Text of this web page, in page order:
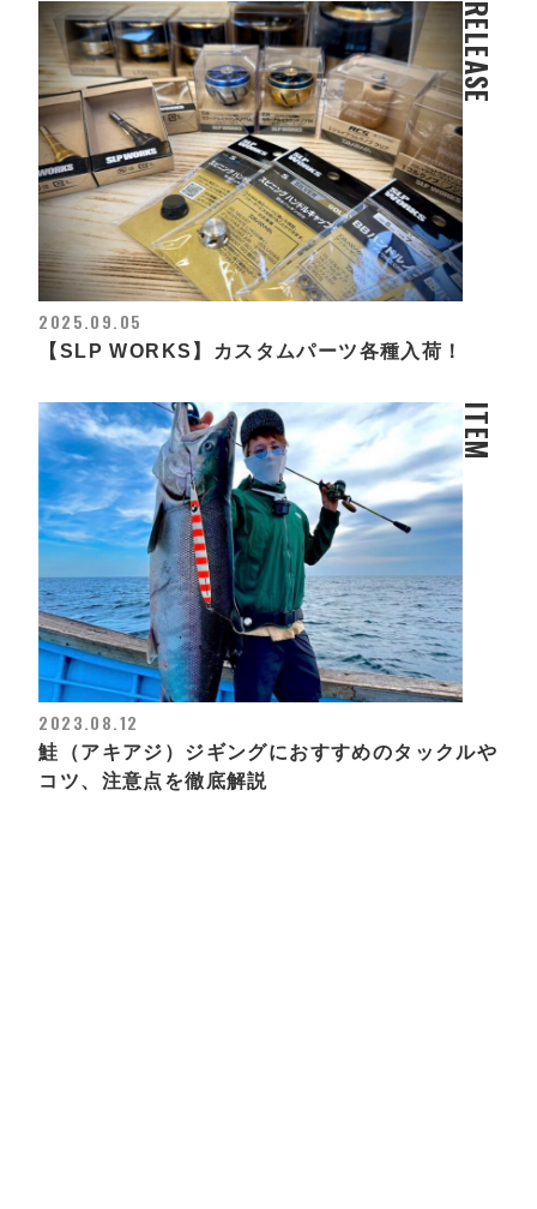
RELEASE
2025.09.05
【SLP WORKS】カスタムパーツ各種入荷！
ITEM
2023.08.12
鮭（アキアジ）ジギングにおすすめのタックルや
コツ、注意点を徹底解説